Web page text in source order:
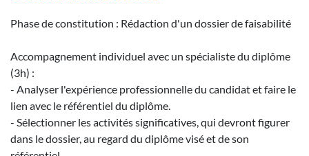
Phase de constitution : Rédaction d'un dossier de faisabilité
Accompagnement individuel avec un spécialiste du diplôme
(3h) :
- Analyser l'expérience professionnelle du candidat et faire le
lien avec le référentiel du diplôme.
- Sélectionner les activités significatives, qui devront figurer
dans le dossier, au regard du diplôme visé et de son